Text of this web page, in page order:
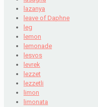
lazanya
leave of Daphne
leg
lemon
lemonade
lesvos
levrek
lezzet
lezzetli
limon
limonata